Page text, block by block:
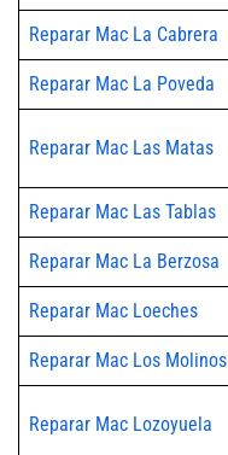
Reparar Mac La Cabrera
Reparar Mac La Poveda
Reparar Mac Las Matas
Reparar Mac Las Tablas
Reparar Mac La Berzosa
Reparar Mac Loeches
Reparar Mac Los Molinos
Reparar Mac Lozoyuela